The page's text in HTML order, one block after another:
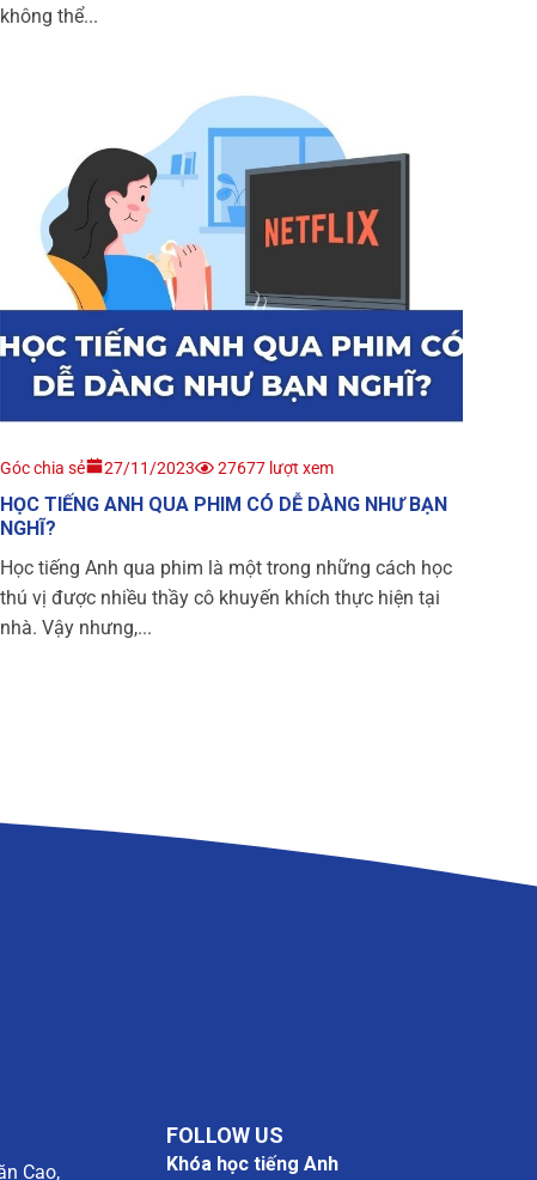
không thể...
Góc chia sẻ 27/11/2023 27677 lượt xem
HỌC TIẾNG ANH QUA PHIM CÓ DỄ DÀNG NHƯ BẠN
NGHĨ?
Học tiếng Anh qua phim là một trong những cách học
thú vị được nhiều thầy cô khuyến khích thực hiện tại
nhà. Vậy nhưng,...
Cao,
FOLLOW US
Khóa học tiếng Anh